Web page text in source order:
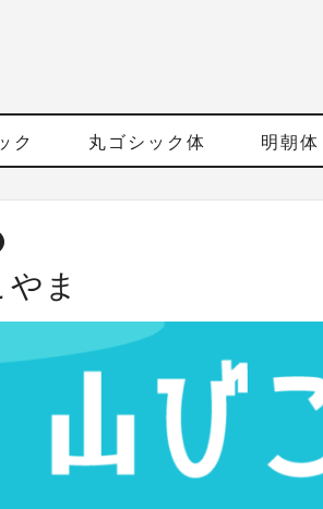
ク 丸ゴシック体 明朝体
ま